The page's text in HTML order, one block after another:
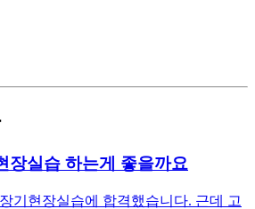
장실습 하는게 좋을까요
기현장실습에 합격했습니다. 근데 고